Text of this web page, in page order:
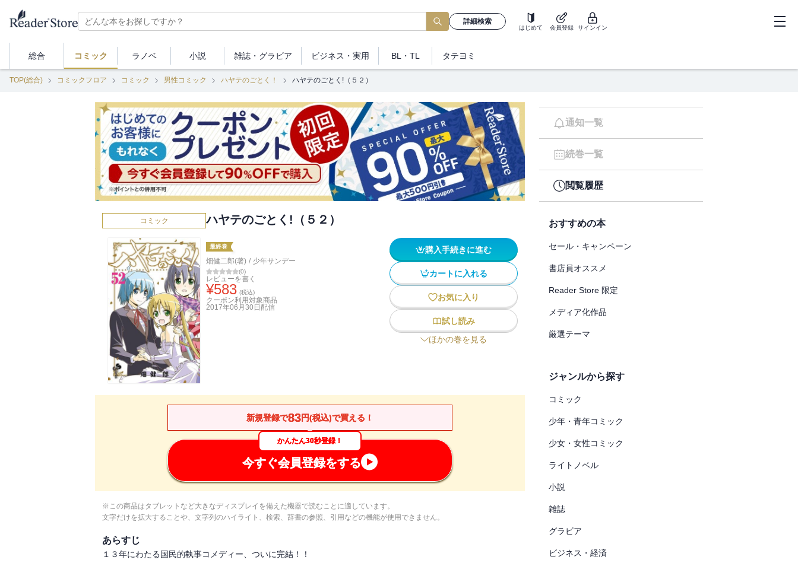
詳細検索
はじめて 会員登録 サインイン
総合 コミック ラノベ 小説 雑誌・ グラビア ビジネス ・実用 BL・TL タテヨミ
TOP(総合) コミックフロア コミック 男性コミック ハヤテのごとく！ ハヤテのごとく!（５２）
コミック ハヤテのごとく!（５２）
最終巻
畑健二郎(著) / 少年サンデー
(0)
レビューを書く
¥583 (税込)
クーポン利用対象商品
2017年06月30日 配信
購入手続きに進む
カートに入れる
お気に入り
試し読み
ほかの巻を見る
新規登録で83円(税込)で買える！
かんたん30秒登録！
今すぐ会員登録をする
※この商品はタブレットなど大きなディスプレイを備えた機器で読むことに適しています。
文字だけを拡大することや、文字列のハイライト、検索、辞書の参照、引用などの機能が使用できません。
あらすじ
１３年にわたる国民的執事コメディー、ついに完結！！
通知一覧
続巻一覧
閲覧履歴
おすすめの本
セール・キャンペーン
書店員オススメ
Reader Store 限定
メディア化作品
厳選テーマ
ジャンルから探す
コミック
少年・青年コミック
少女・女性コミック
ライトノベル
小説
雑誌
グラビア
ビジネス・経済